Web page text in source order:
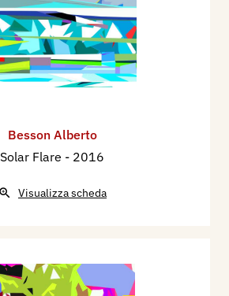
Besson Alberto
Solar Flare - 2016
Visualizza scheda